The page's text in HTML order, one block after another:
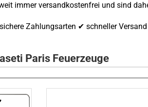
immer versandkostenfrei und sind
Zahlungsarten ✔ schneller
Paris Feuerzeuge